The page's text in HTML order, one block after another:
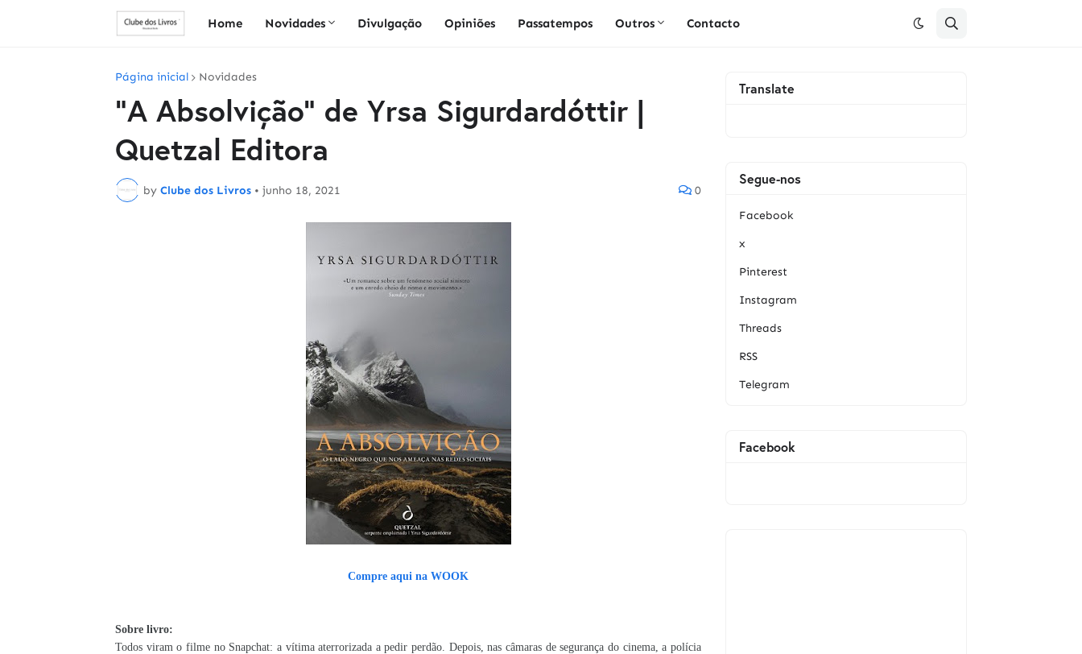
Home Novidades Divulgação Opiniões Passatempos Outros Contacto
Página inicial Novidades
"A Absolvição" de Yrsa Sigurdardóttir |
Quetzal Editora
by Clube dos Livros • junho 18, 2021 0
Compre aqui na WOOK
Sobre livro:
Todos viram o filme no Snapchat: a vítima aterrorizada a pedir perdão. Depois, nas câmaras de segurança do cinema, a polícia
Translate
Segue-nos
Facebook
x
Pinterest
Instagram
Threads
RSS
Telegram
Facebook